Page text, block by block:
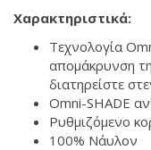
Χαρακτηριστικά:
Τεχνολογία
απομάκρυνση
διατηρείστε
Omni-SHADE
Ρυθμιζόμενο
100% Νάυλον